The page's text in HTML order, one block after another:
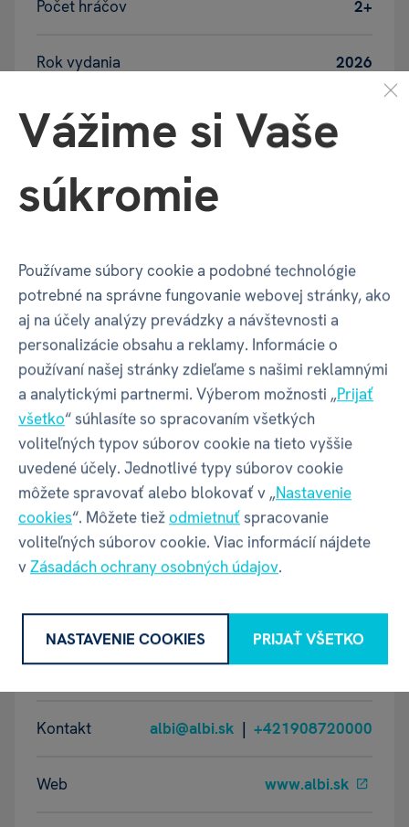
Počet hráčov 2+
Rok vydania 2026
Vek
Balenie produktu
Šírka balenia 70 mm
Hĺbka balenia 70 mm
Výška balenia 205 mm
Váha balenia 385 g
GPSR - Výrobca
Adresa
Oravská ulica 8557/22 | Žilina |
Kontakt albi@albi.sk | +421908720000
Web www.albi.sk
Vážime si Vaše
súkromie
Používame súbory cookie a podobné technológie
potrebné na správne fungovanie webovej stránky, ako
aj na účely analýzy prevádzky a návštevnosti a
personalizácie obsahu a reklamy. Informácie o
používaní našej stránky zdieľame s našimi reklamnými
a analytickými partnermi. Výberom možnosti „Prijať
všetko“ súhlasíte so spracovaním všetkých
voliteľných typov súborov cookie na tieto vyššie
uvedené účely. Jednotlivé typy súborov cookie
môžete spravovať alebo blokovať v „Nastavenie
cookies“. Môžete tiežodmietnuťspracovanie
voliteľných súborov cookie. Viac informácií nájdete
vZásadách ochrany osobných údajov.
NASTAVENIE COOKIES PRIJAŤ VŠETKO